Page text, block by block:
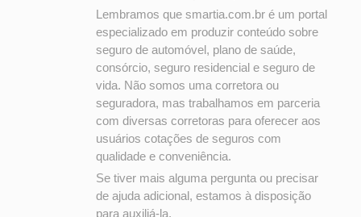
Lembramos que smartia.com.br é um portal
especializado em produzir conteúdo sobre
seguro de automóvel, plano de saúde,
consórcio, seguro residencial e seguro de
vida. Não somos uma corretora ou
seguradora, mas trabalhamos em parceria
com diversas corretoras para oferecer aos
usuários cotações de seguros com
qualidade e conveniência.
Se tiver mais alguma pergunta ou precisar
de ajuda adicional, estamos à disposição
para auxiliá-la.